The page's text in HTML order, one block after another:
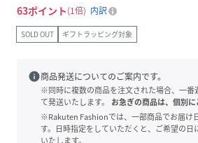
63ポイント 1倍 内訳
SOLD OUT ギフトラッピング対象
info商品発送についてのご案内です。
※同時に複数の商品を注文された場合、一番
て発送いたします。
お急ぎの商品は、個別に
※Rakuten Fashionでは、一部商品でお届け
す。日時指定をしていただくと、ご希望の
いたします。